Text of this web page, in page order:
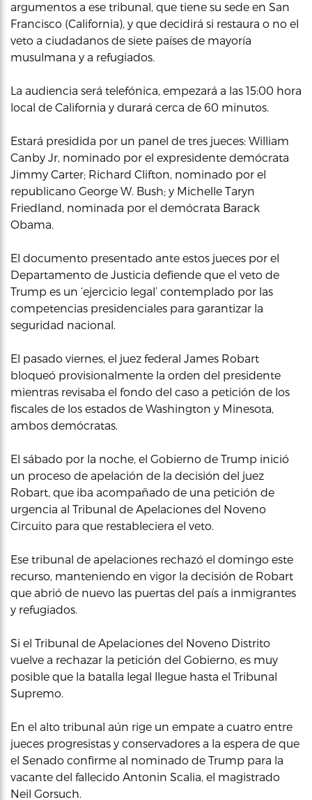
argumentos a ese tribunal, que tiene su sede en San
Francisco (California), y que decidirá si restaura o no el
veto a ciudadanos de siete países de mayoría
musulmana y a refugiados.
La audiencia será telefónica, empezará a las 15:00 hora
local de California y durará cerca de 60 minutos.
Estará presidida por un panel de tres jueces: William
Canby Jr, nominado por el expresidente demócrata
Jimmy Carter; Richard Clifton, nominado por el
republicano George W. Bush; y Michelle Taryn
Friedland, nominada por el demócrata Barack
Obama.
El documento presentado ante estos jueces por el
Departamento de Justicia defiende que el veto de
Trump es un ‘ejercicio legal’ contemplado por las
competencias presidenciales para garantizar la
seguridad nacional.
El pasado viernes, el juez federal James Robart
bloqueó provisionalmente la orden del presidente
mientras revisaba el fondo del caso a petición de los
fiscales de los estados de Washington y Minesota,
ambos demócratas.
El sábado por la noche, el Gobierno de Trump inició
un proceso de apelación de la decisión del juez
Robart, que iba acompañado de una petición de
urgencia al Tribunal de Apelaciones del Noveno
Circuito para que restableciera el veto.
Ese tribunal de apelaciones rechazó el domingo este
recurso, manteniendo en vigor la decisión de Robart
que abrió de nuevo las puertas del país a inmigrantes
y refugiados.
Si el Tribunal de Apelaciones del Noveno Distrito
vuelve a rechazar la petición del Gobierno, es muy
posible que la batalla legal llegue hasta el Tribunal
Supremo.
En el alto tribunal aún rige un empate a cuatro entre
jueces progresistas y conservadores a la espera de que
el Senado confirme al nominado de Trump para la
vacante del fallecido Antonin Scalia, el magistrado
Neil Gorsuch.